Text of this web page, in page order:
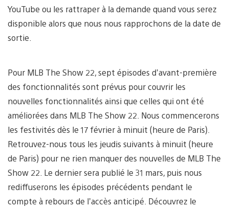
YouTube ou les rattraper à la demande quand vous serez
disponible alors que nous nous rapprochons de la date de
sortie.
Pour MLB The Show 22, sept épisodes d’avant-première
des fonctionnalités sont prévus pour couvrir les
nouvelles fonctionnalités ainsi que celles qui ont été
améliorées dans MLB The Show 22. Nous commencerons
les festivités dès le 17 février à minuit (heure de Paris).
Retrouvez-nous tous les jeudis suivants à minuit (heure
de Paris) pour ne rien manquer des nouvelles de MLB The
Show 22. Le dernier sera publié le 31 mars, puis nous
rediffuserons les épisodes précédents pendant le
compte à rebours de l’accès anticipé. Découvrez le